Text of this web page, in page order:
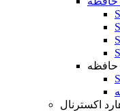
اکسترنال